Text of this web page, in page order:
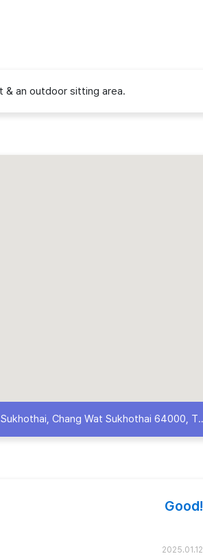
& an outdoor sitting area.
Chang Wat Sukhothai 64000, Thailand
Good!
2025.01.12